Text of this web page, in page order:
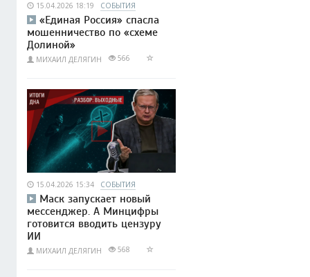
15.04.2026 18:19 СОБЫТИЯ
«Единая Россия» спасла
мошенничество по «схеме
Долиной»
МИХАИЛ ДЕЛЯГИН 566
15.04.2026 15:34 СОБЫТИЯ
Маск запускает новый
мессенджер. А Минцифры
готовится вводить цензуру
ИИ
МИХАИЛ ДЕЛЯГИН 568